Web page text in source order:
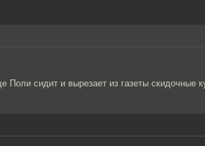
Поли сидит и вырезает из газеты скидочные